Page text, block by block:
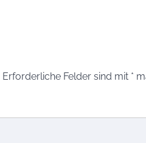
Erforderliche Felder sind mit *